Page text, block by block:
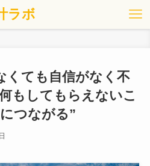
ラボ
くても自信がなく不
もしてもらえないこ
つながる”